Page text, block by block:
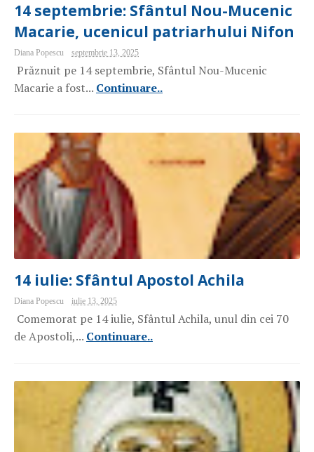
14 septembrie: Sfântul Nou-Mucenic
Macarie, ucenicul patriarhului Nifon
Diana Popescu septembrie 13, 2025
Prăznuit pe 14 septembrie, Sfântul Nou-Mucenic
Macarie a fost... Continuare..
14 iulie: Sfântul Apostol Achila
Diana Popescu iulie 13, 2025
Comemorat pe 14 iulie, Sfântul Achila, unul din cei 70
de Apostoli,... Continuare..